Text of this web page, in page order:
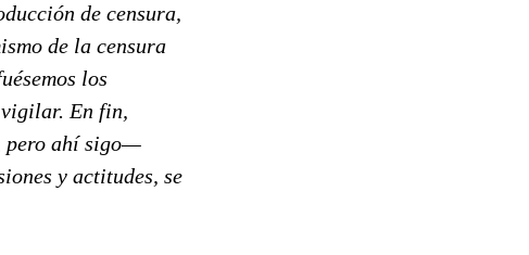
de censura,
de la censura
los
vigilar. En fin,
pero ahí sigo—
y actitudes, se